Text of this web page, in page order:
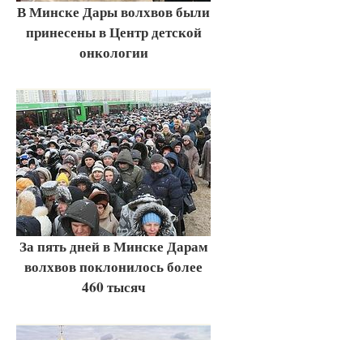
В Минске Дары волхвов были
принесены в Центр детской
онкологии
За пять дней в Минске Дарам
волхвов поклонилось более
460 тысяч